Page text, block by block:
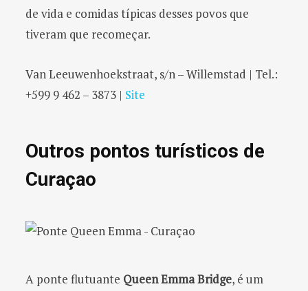
de vida e comidas típicas desses povos que
tiveram que recomeçar.
Van Leeuwenhoekstraat, s/n – Willemstad | Tel.:
+599 9 462 – 3873 | Site
Outros pontos turísticos de
Curaçao
A ponte flutuante Queen Emma Bridge, é um